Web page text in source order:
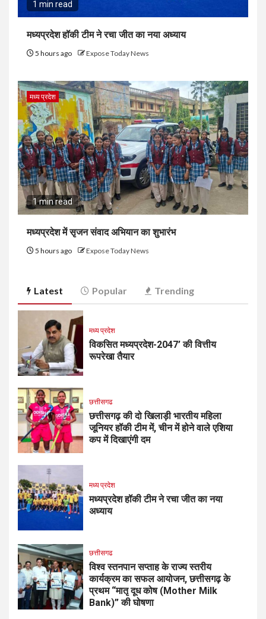
1 min read
मध्यप्रदेश हॉकी टीम ने रचा जीत का नया अध्याय
5 hours ago Expose Today News
मध्य प्रदेश
1 min read
मध्यप्रदेश में सृजन संवाद अभियान का शुभारंभ
5 hours ago Expose Today News
Latest Popular Trending
मध्य प्रदेश
विकसित मध्यप्रदेश-2047’ की वित्तीय
रूपरेखा तैयार
छत्तीसगढ
छत्तीसगढ़ की दो खिलाड़ी भारतीय महिला
जूनियर हॉकी टीम में, चीन में होने वाले एशिया
कप में दिखाएंगी दम
मध्य प्रदेश
मध्यप्रदेश हॉकी टीम ने रचा जीत का नया
अध्याय
छत्तीसगढ
विश्व स्तनपान सप्ताह के राज्य स्तरीय
कार्यक्रम का सफल आयोजन, छत्तीसगढ़ के
प्रथम “मातृ दूध कोष (Mother Milk
Bank)” की घोषणा